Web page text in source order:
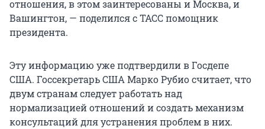
отношения, в этом заинтересованы и Москва, и
Вашингтон, — поделился с ТАСС помощник
президента.
Эту информацию уже подтвердили в Госдепе
США. Госсекретарь США Марко Рубио считает, что
двум странам следует работать над
нормализацией отношений и создать механизм
консультаций для устранения проблем в них.